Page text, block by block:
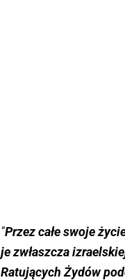
"Przez całe swoje
je zwłaszcza
Ratujących Żydów